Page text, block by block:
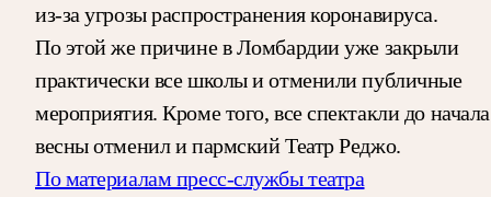
из-за угрозы распространения коронавируса.
По этой же причине в Ломбардии уже закрыли
практически все школы и отменили публичные
мероприятия. Кроме того, все спектакли до начала
весны отменил и пармский Театр Реджо.
По материалам пресс-службы театра